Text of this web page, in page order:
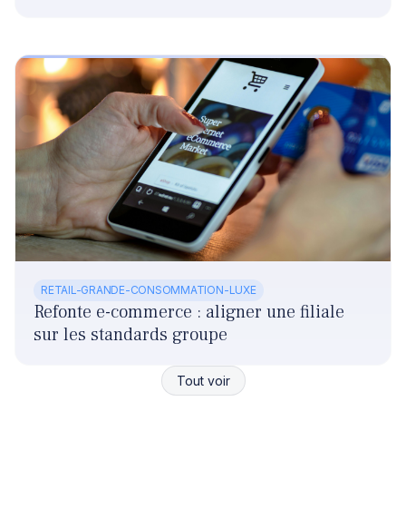
Tout voir
RETAIL-GRANDE-CONSOMMATION-LUXE
Refonte e-commerce : aligner une filiale
sur les standards groupe